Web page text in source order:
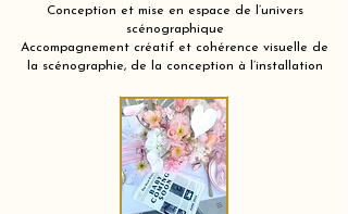
Conception et mise en espace de l’univers
scénographique
Accompagnement créatif et cohérence visuelle de
la scénographie, de la conception à l’installation